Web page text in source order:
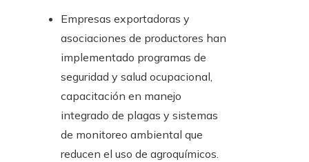
Empresas exportadoras y
asociaciones de productores han
implementado programas de
seguridad y salud ocupacional,
capacitación en manejo
integrado de plagas y sistemas
de monitoreo ambiental que
reducen el uso de agroquímicos.